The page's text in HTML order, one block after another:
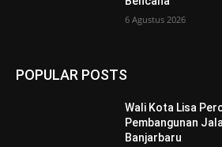
6 Agustus 2026
POPULAR POSTS
Wali Kota Lisa
Pembangunan
Banjarbaru